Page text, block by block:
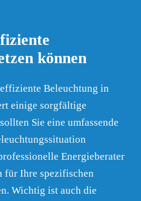
können
Beleuchtung in
einige sorgfältige
Sie eine umfassende
Energieberater
für Ihre spezifischen
Wichtig ist auch die